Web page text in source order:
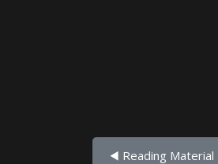
◀︎ Reading Material